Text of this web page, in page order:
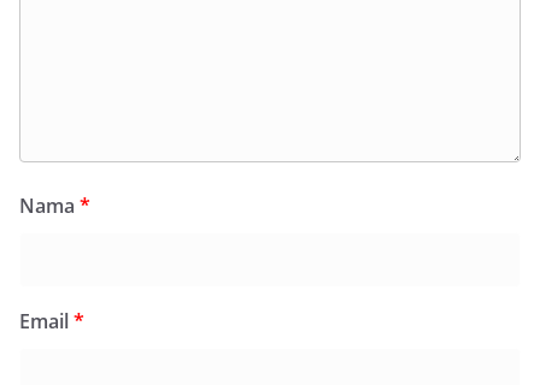
Nama *
Email*